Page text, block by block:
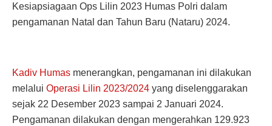
Kesiapsiagaan Ops Lilin 2023 Humas Polri dalam
pengamanan Natal dan Tahun Baru (Nataru) 2024.
Kadiv Humas menerangkan, pengamanan ini dilakukan
melalui Operasi Lilin 2023/2024 yang diselenggarakan
sejak 22 Desember 2023 sampai 2 Januari 2024.
Pengamanan dilakukan dengan mengerahkan 129.923